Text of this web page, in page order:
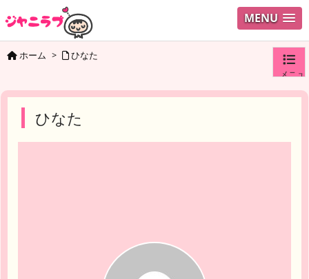
MENU
メニュ
ホーム > ひなた
ひなた